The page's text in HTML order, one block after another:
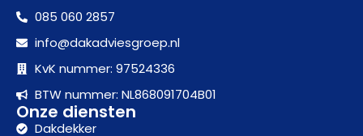
085 060 2857
info@dakadviesgroep.nl
KvK nummer: 97524336
BTW nummer: NL868091704B01
Onze diensten
Dakdekker